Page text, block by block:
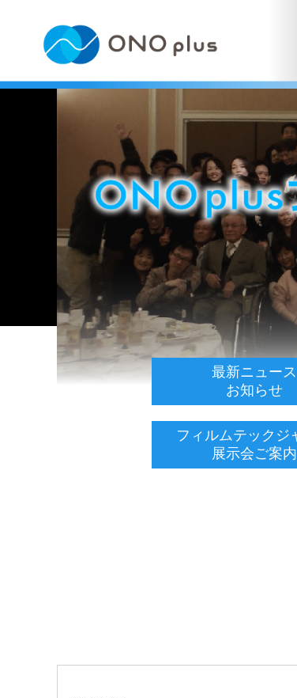
最新ニュース
お知らせ
フィルムテックジ
展示会ご案内